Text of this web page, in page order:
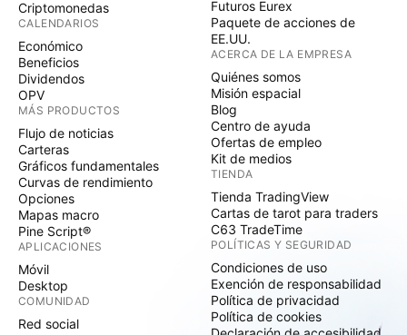
Criptomonedas
CALENDARIOS
Económico
Beneficios
Dividendos
OPV
MÁS PRODUCTOS
Flujo de noticias
Carteras
Gráficos fundamentales
Curvas de rendimiento
Opciones
Mapas macro
Pine Script®
APLICACIONES
Móvil
Desktop
COMUNIDAD
Red social
Futuros Eurex
Paquete de acciones de
EE.UU.
ACERCA DE LA EMPRESA
Quiénes somos
Misión espacial
Blog
Centro de ayuda
Ofertas de empleo
Kit de medios
TIENDA
Tienda TradingView
Cartas de tarot para traders
C63 TradeTime
POLÍTICAS Y SEGURIDAD
Condiciones de uso
Exención de responsabilidad
Política de privacidad
Política de cookies